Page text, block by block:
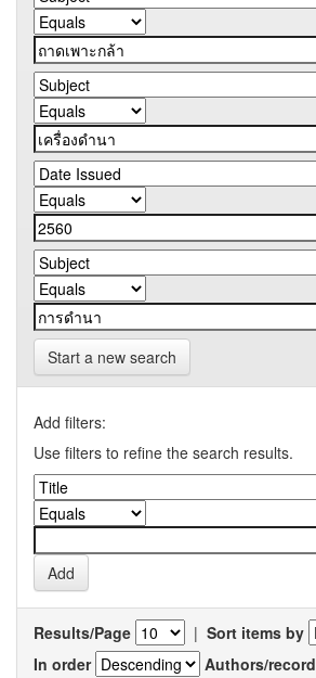
Start a new search
Add filters:
Use filters to refine the search results.
Results/Page | Sort items by
In order
Authors/record